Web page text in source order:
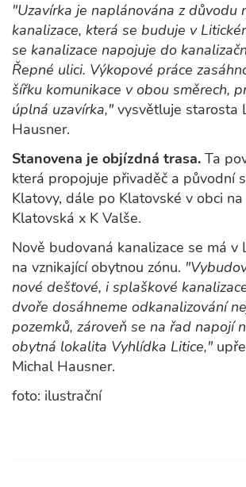
"Uzavírka je naplánována z důvodu
kanalizace, která se buduje v
se kanalizace napojuje do
Řepné ulici. Výkopové práce
šířku komunikace v obou směrech,
úplná uzavírka," vysvětluje starosta
Hausner.
Stanovena je objízdná trasa. Ta
která propojuje přivaděč a původní
Klatovy, dále po Klatovské v obci
Klatovská x K Valše.
Nově budovaná kanalizace se má v
na vznikající obytnou zónu.
nové dešťové, i splaškové
dvoře dosáhneme odkanalizování
pozemků, zároveň se na řad napojí
obytná lokalita Vyhlídka Litice,"
Michal Hausner.
foto: ilustrační